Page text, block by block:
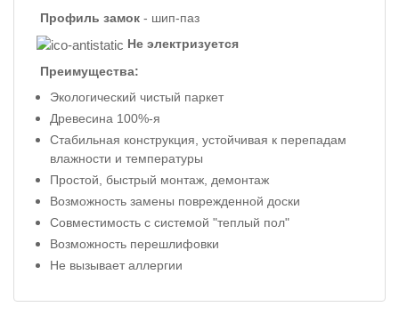
Профиль замок - шип-паз
Не электризуется
Преимущества:
Экологический чистый паркет
Древесина 100%-я
Стабильная конструкция, устойчивая к перепадам
влажности и температуры
Простой, быстрый монтаж, демонтаж
Возможность замены поврежденной доски
Совместимость с системой "теплый пол"
Возможность перешлифовки
Не вызывает аллергии